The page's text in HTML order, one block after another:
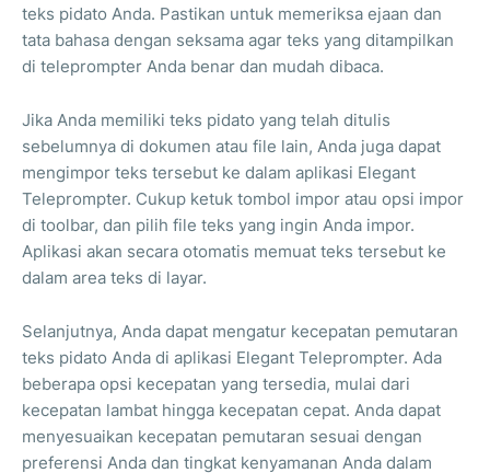
teks pidato Anda. Pastikan untuk memeriksa ejaan dan
tata bahasa dengan seksama agar teks yang ditampilkan
di teleprompter Anda benar dan mudah dibaca.
Jika Anda memiliki teks pidato yang telah ditulis
sebelumnya di dokumen atau file lain, Anda juga dapat
mengimpor teks tersebut ke dalam aplikasi Elegant
Teleprompter. Cukup ketuk tombol impor atau opsi impor
di toolbar, dan pilih file teks yang ingin Anda impor.
Aplikasi akan secara otomatis memuat teks tersebut ke
dalam area teks di layar.
Selanjutnya, Anda dapat mengatur kecepatan pemutaran
teks pidato Anda di aplikasi Elegant Teleprompter. Ada
beberapa opsi kecepatan yang tersedia, mulai dari
kecepatan lambat hingga kecepatan cepat. Anda dapat
menyesuaikan kecepatan pemutaran sesuai dengan
preferensi Anda dan tingkat kenyamanan Anda dalam